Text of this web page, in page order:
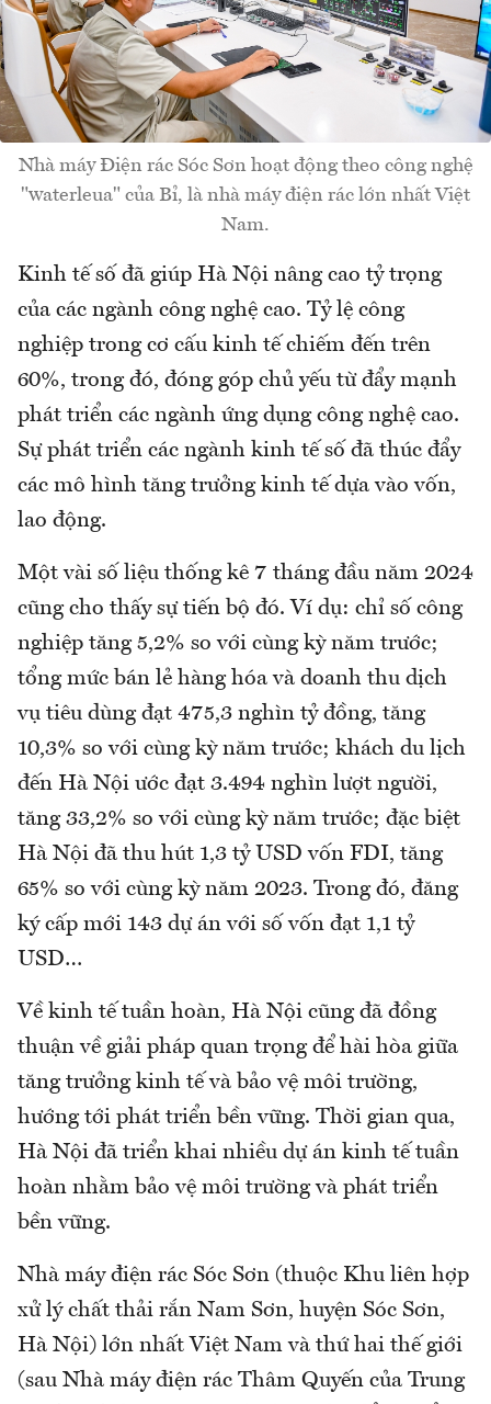
Nhà máy Điện rác Sóc Sơn hoạt động theo công nghệ
"waterleua" của Bỉ, là nhà máy điện rác lớn nhất Việt
Nam.
Kinh tế số đã giúp Hà Nội nâng cao tỷ trọng
của các ngành công nghệ cao. Tỷ lệ công
nghiệp trong cơ cấu kinh tế chiếm đến trên
60%, trong đó, đóng góp chủ yếu từ đẩy mạnh
phát triển các ngành ứng dụng công nghệ cao.
Sự phát triển các ngành kinh tế số đã thúc đẩy
các mô hình tăng trưởng kinh tế dựa vào vốn,
lao động.
Một vài số liệu thống kê 7 tháng đầu năm 2024
cũng cho thấy sự tiến bộ đó. Ví dụ: chỉ số công
nghiệp tăng 5,2% so với cùng kỳ năm trước;
tổng mức bán lẻ hàng hóa và doanh thu dịch
vụ tiêu dùng đạt 475,3 nghìn tỷ đồng, tăng
10,3% so với cùng kỳ năm trước; khách du lịch
đến Hà Nội ước đạt 3.494 nghìn lượt người,
tăng 33,2% so với cùng kỳ năm trước; đặc biệt
Hà Nội đã thu hút 1,3 tỷ USD vốn FDI, tăng
65% so với cùng kỳ năm 2023. Trong đó, đăng
ký cấp mới 143 dự án với số vốn đạt 1,1 tỷ
USD…
Về kinh tế tuần hoàn, Hà Nội cũng đã đồng
thuận về giải pháp quan trọng để hài hòa giữa
tăng trưởng kinh tế và bảo vệ môi trường,
hướng tới phát triển bền vững. Thời gian qua,
Hà Nội đã triển khai nhiều dự án kinh tế tuần
hoàn nhằm bảo vệ môi trường và phát triển
bền vững.
Nhà máy điện rác Sóc Sơn (thuộc Khu liên hợp
xử lý chất thải rắn Nam Sơn, huyện Sóc Sơn,
Hà Nội) lớn nhất Việt Nam và thứ hai thế giới
(sau Nhà máy điện rác Thâm Quyến của Trung